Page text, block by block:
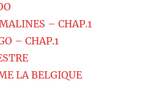
– CHAP.1
– CHAP.1
LA BELGIQUE